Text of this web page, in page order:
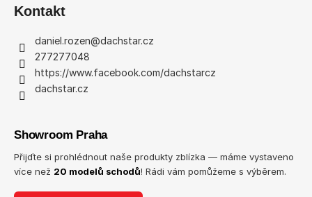
Kontakt
daniel.rozen@dachstar.cz
277277048
https://www.facebook.com/dachstarcz
dachstar.cz
Showroom Praha
Přijďte si prohlédnout naše produkty zblízka — máme vystaveno
více než 20 modelů schodů! Rádi vám pomůžeme s výběrem.